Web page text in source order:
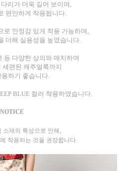
리가 더욱 길어 보이며,
편안하게 착용됩니다.
로 안정감 있게 착용 가능하며,
더해 실용성을 높였습니다.
등 다양한 상의와 매치하여
련된 캐주얼룩까지
하기 좋습니다.
BLUE 컬러 착용하였습니다.
NOTICE
소재의 특성으로 인해,
착용하는 것을 권장합니다.